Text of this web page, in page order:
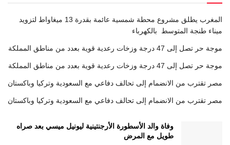
المغرب يطلق مشروع محطة شمسية عائمة بقدرة 13 ميغاواط لتزويد
ميناء طنجة المتوسط بالكهرباء
موجة حر تصل إلى 47 درجة وزخات رعدية قوية بعدد من مناطق المملكة
موجة حر تصل إلى 47 درجة وزخات رعدية قوية بعدد من مناطق المملكة
مصر تقترب من الانضمام إلى تحالف دفاعي مع السعودية وتركيا وباكستان
مصر تقترب من الانضمام إلى تحالف دفاعي مع السعودية وتركيا وباكستان
وفاة والد الأسطورة الأرجنتينية ليونيل ميسي بعد صراه
طويل مع المرض